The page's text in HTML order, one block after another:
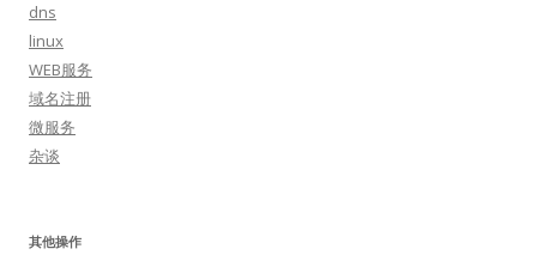
dns
linux
WEB服务
域名注册
微服务
杂谈
其他操作